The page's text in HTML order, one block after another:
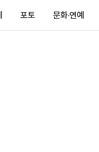
포토 문화·연예